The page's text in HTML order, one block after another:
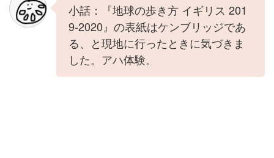
小話：『地球の歩き方 イギリス 201
9-2020』の表紙はケンブリッジであ
る、と現地に行ったときに気づきま
した。アハ体験。